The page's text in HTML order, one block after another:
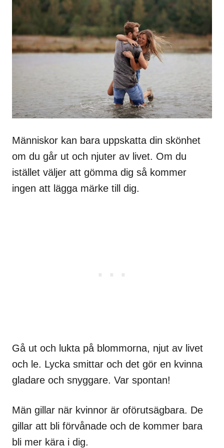
Människor kan bara uppskatta din skönhet
om du går ut och njuter av livet. Om du
istället väljer att gömma dig så kommer
ingen att lägga märke till dig.
Gå ut och lukta på blommorna, njut av livet
och le. Lycka smittar och det gör en kvinna
gladare och snyggare. Var spontan!
Män gillar när kvinnor är oförutsägbara. De
gillar att bli förvånade och de kommer bara
bli mer kära i dig.